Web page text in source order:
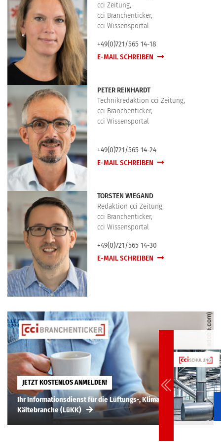
cci Zeitung,
cci Branchenticker,
cci Wissensportal
+49(0)721/565 14-18
E-MAIL SCHREIBEN
PETER REINHARDT
Technikredaktion cci Zeitung,
cci Branchenticker,
cci Wissensportal
+49(0)721/565 14-24
E-MAIL SCHREIBEN
TORSTEN WIEGAND
Redaktion cci Zeitung,
cci Branchenticker,
cci Wissensportal
+49(0)721/565 14-30
E-MAIL SCHREIBEN
JETZT KOSTENLOS ANMELDEN!
Ihr Informationsdienst für die Lüftungs-, Klima-,
Kältebranche (LüKK)